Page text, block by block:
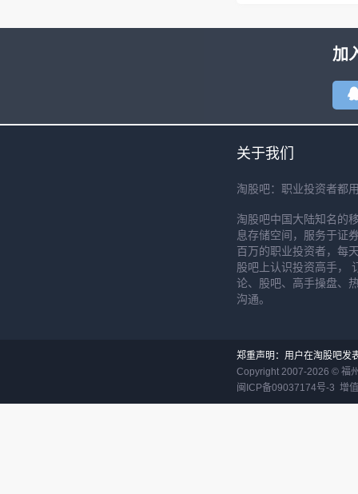
加
关于我们
淘股吧：职业投资者都
淘股吧中国大陆知名的
息存储空间，服务于证
百万的职业投资者，每
股吧上认识投资高手，
论、股吧、高手操盘、
沟通。
郑重声明：用户在淘股吧发
Copyright 2007-2026 © 福
闽ICP备09037174号-3 增